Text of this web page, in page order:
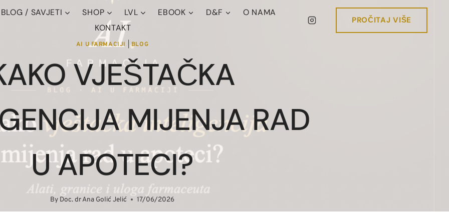
BLOG / SAVJETI SHOP LVL EBOOK D&F
O NAMA
KONTAKT
PROČITAJ VIŠE
AI U FARMACIJI |BLOG
VJEŠTAČKA
MIJENJA RAD
U APOTECI?
By Doc. dr Ana Golić Jelić 17/06/2026